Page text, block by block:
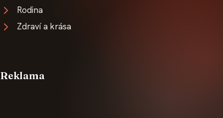
Rodina
Zdraví a krása
Reklama